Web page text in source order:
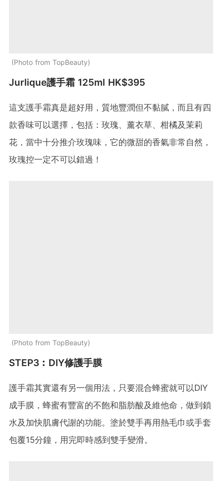
Photo from TopBeauty
Jurlique護手霜 125ml HK$395
這支護手霜真是超好用，質地豐潤但不黏膩，而且有四
款香味可以選擇，包括：玫瑰、薰衣草、柑橘及茉莉
花，當中十分推介玫瑰味，它的微甜的香氣非常自然，
玫瑰控一定不可以錯過！
Photo from TopBeauty
STEP3︰DIY修護手膜
護手霜其實還有另一個用法，只要混合蜂蜜就可以DIY
成手膜，蜂蜜有豐富的不飽和脂肪酸及維他命，做到鎖
水及加快肌膚代謝的功能。塗於雙手再用熱毛巾或手套
包覆15分鐘，用完即時感到雙手變滑。